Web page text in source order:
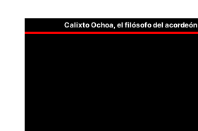
Calixto Ochoa, el filósofo del acordeón